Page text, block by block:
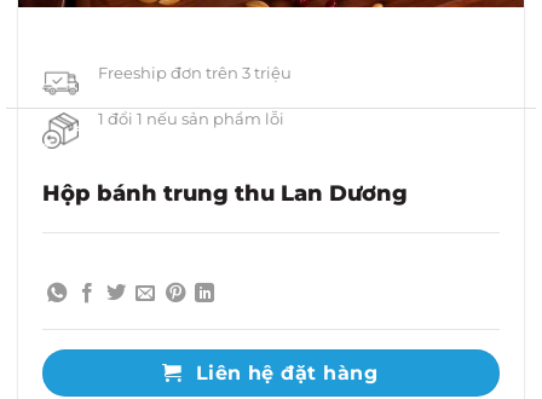
Freeship đơn trên 3 triệu
1 đổi 1 nếu sản phẩm lỗi
Hộp bánh trung thu Lan Dương
Liên hệ đặt hàng